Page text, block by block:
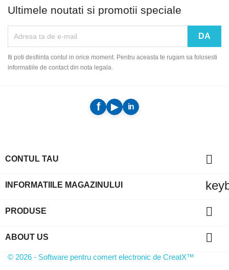
Ultimele noutati si promotii speciale
Iti poti desfiinta contul in orice moment. Pentru aceasta te rugam sa folosesti
informatiile de contact din nota legala.
CONTUL TAU 
INFORMATIILE MAGAZINULUI
PRODUSE 
ABOUT US 
© 2026 - Software pentru comert electronic de CreatX™